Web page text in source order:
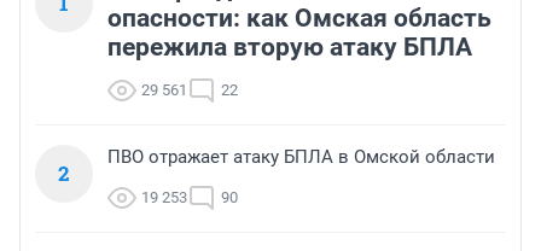
опасности: как Омская область
пережила вторую атаку БПЛА
29 561 22
2
ПВО отражает атаку БПЛА в Омской области
19 253 90